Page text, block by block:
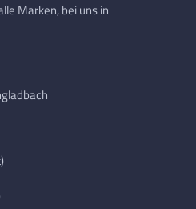
Marken, bei uns in